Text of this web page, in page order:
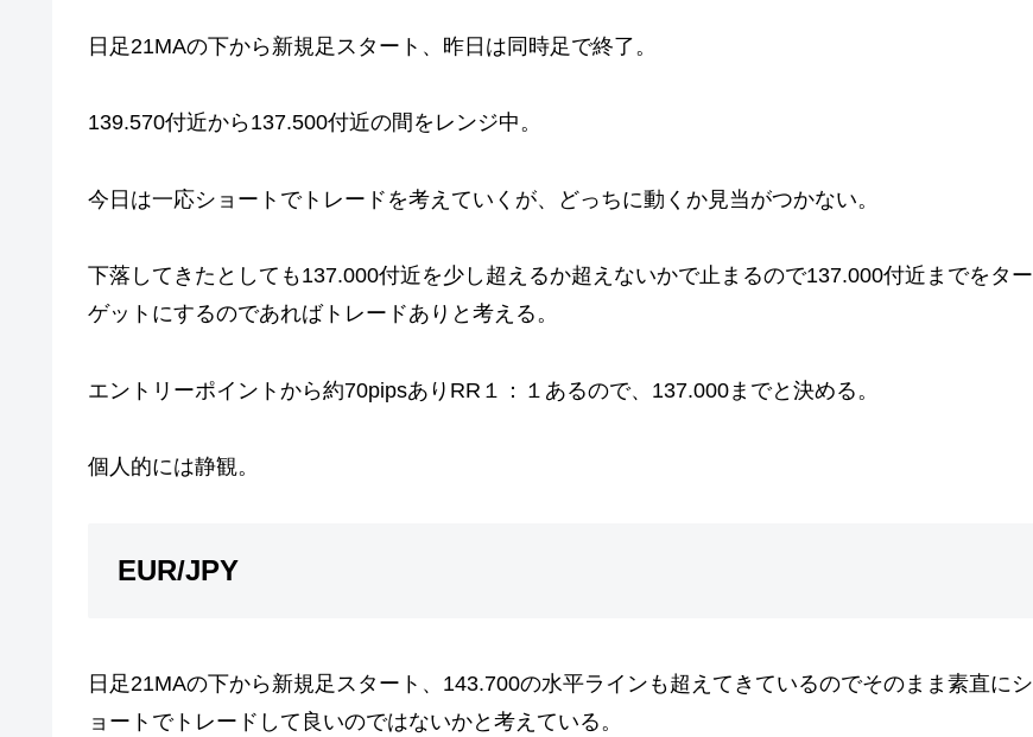
日足21MAの下から新規足スタート、昨日は同時足で終了。
139.570付近から137.500付近の間をレンジ中。
今日は一応ショートでトレードを考えていくが、どっちに動くか見当がつかない。
下落してきたとしても137.000付近を少し超えるか超えないかで止まるので137.000付近までをター
ゲットにするのであればトレードありと考える。
エントリーポイントから約70pipsありRR１：１あるので、137.000までと決める。
個人的には静観。
EUR/JPY
日足21MAの下から新規足スタート、143.700の水平ラインも超えてきているのでそのまま素直にシ
ョートでトレードして良いのではないかと考えている。